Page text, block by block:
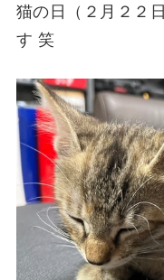
猫の日（２月２２
す 笑